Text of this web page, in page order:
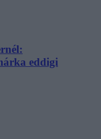
eddigi